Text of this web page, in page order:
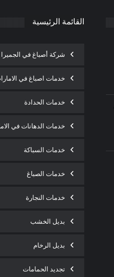
القائمة الرئيسية
شركة أصباغ في الجميرا دبي :
خدمات اصباغ في
خدمات الحدادة
خدمات الدهانات في
خدمات السباكة
خدمات الصباغ
خدمات النجارة
بديل الخشب
بديل الرخام
تجديد الحمامات